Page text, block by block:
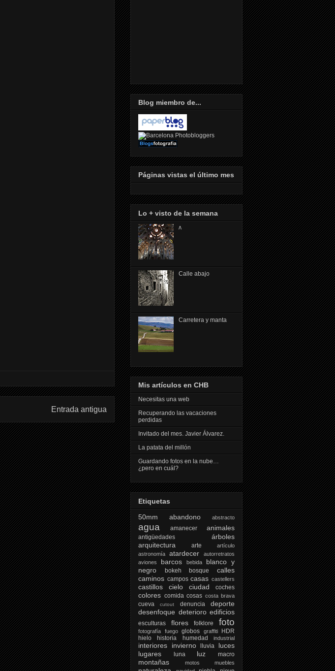
Entrada antigua
Blog miembro de...
Páginas vistas el último mes
Lo + visto de la semana
ᴧ
Calle abajo
Carretera y manta
Mis artículos en CHB
Necesitas una web
Recuperando las vacaciones
perdidas
Invitado del mes. Javier Álvarez.
La patata del millón
Guardando fotos en la nube…
¿pero en cuál?
Etiquetas
50mm
abandono abstracto
agua amanecer animales
antigüedades
árboles
arquitectura
arte
artículo
astronomía
atardecer
autorretratos
aviones
barcos bebida
blanco y
negro
bokeh bosque
calles
caminos campos casas castellers
castillos cielo ciudad coches
colores comida cosas costa brava
cueva cutout denuncia
deporte
desenfoque deterioro edificios
esculturas flores folklore foto
fotografía fuego globos graffiti
HDR
hielo
historia humedad industrial
interiores invierno lluvia
luces
lugares
luna luz macro
montañas motos muebles